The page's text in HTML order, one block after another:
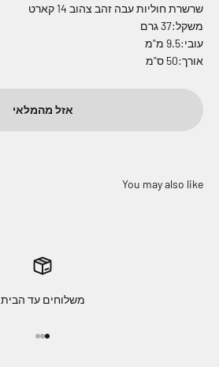
שרשרת חוליות עבה זהב צהוב 14 קארט
משקל:37 גרם
עובי:9.5 מ"מ
אורך:50 ס"מ
אזל מהמלאי
משלוחים עד הבית